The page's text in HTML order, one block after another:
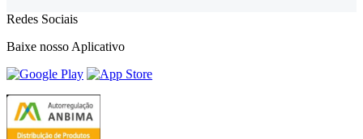
Redes Sociais
Baixe nosso Aplicativo